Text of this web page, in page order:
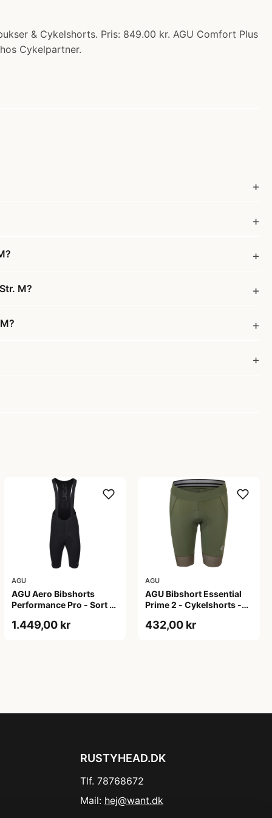
& Cykelshorts. Pris: 849.00 kr. AGU Comfort Plus
Cykelpartner.
M?
AGU
AGU Aero Bibshorts
Performance Pro - Sort -
1.449,00 kr
AGU
AGU Bibshort Essential
Prime 2 - Cykelshorts -
2XL
432,00 kr
RUSTYHEAD.DK
Tlf. 78768672
Mail: hej@want.dk